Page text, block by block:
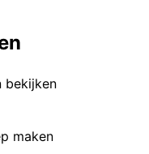
bekijken
maken